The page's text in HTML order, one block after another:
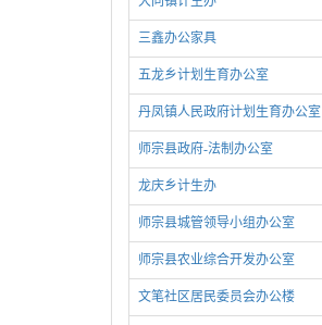
三鑫办公家具
五龙乡计划生育办公室
丹凤镇人民政府计划生育办公室
师宗县政府-法制办公室
龙庆乡计生办
师宗县城管领导小组办公室
师宗县农业综合开发办公室
文笔社区居民委员会办公楼